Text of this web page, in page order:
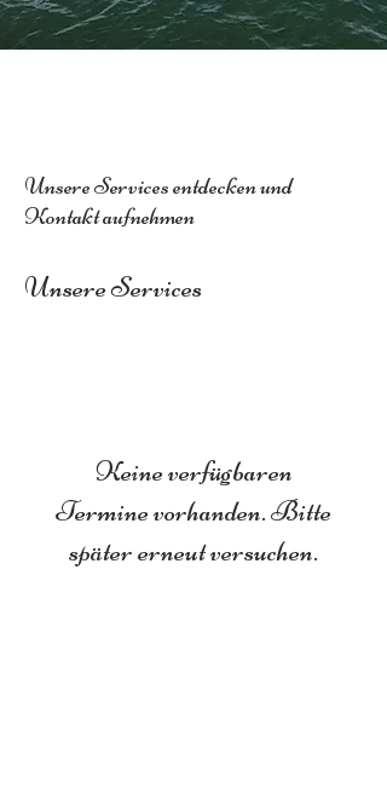
Unsere Services entdecken und
Kontakt aufnehmen
Unsere Services
Keine verfügbaren
Termine vorhanden. Bitte
später erneut versuchen.